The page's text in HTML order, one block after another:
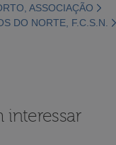
ASSOCIAÇÃO
DO NORTE, F.C.S.N.
interessar